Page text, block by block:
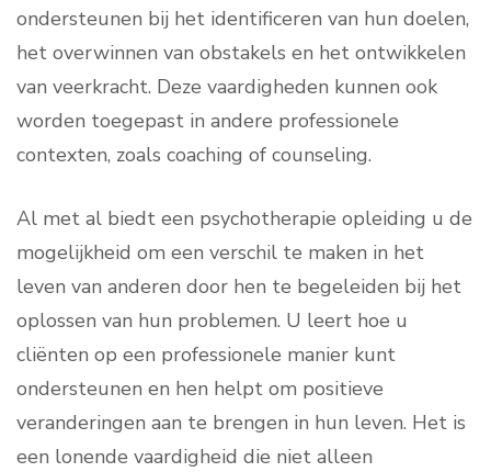
ondersteunen bij het identificeren van hun doelen,
het overwinnen van obstakels en het ontwikkelen
van veerkracht. Deze vaardigheden kunnen ook
worden toegepast in andere professionele
contexten, zoals coaching of counseling.
Al met al biedt een psychotherapie opleiding u de
mogelijkheid om een verschil te maken in het
leven van anderen door hen te begeleiden bij het
oplossen van hun problemen. U leert hoe u
cliënten op een professionele manier kunt
ondersteunen en hen helpt om positieve
veranderingen aan te brengen in hun leven. Het is
een lonende vaardigheid die niet alleen